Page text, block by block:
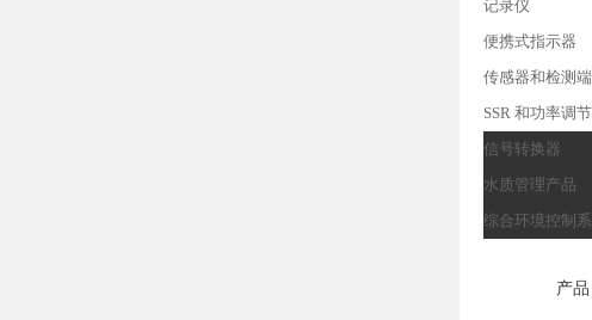
记录仪
便携式指示器
传感器和检测端
SSR 和功率调
信号转换器
水质管理产品
综合环境控制
产品